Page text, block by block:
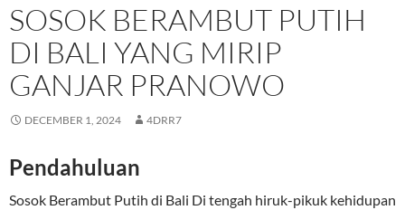
SOSOK BERAMBUT PUTIH
DI BALI YANG MIRIP
GANJAR PRANOWO
DECEMBER 1, 2024 4DRR7
Pendahuluan
Sosok Berambut Putih di Bali Di tengah hiruk-pikuk kehidupan